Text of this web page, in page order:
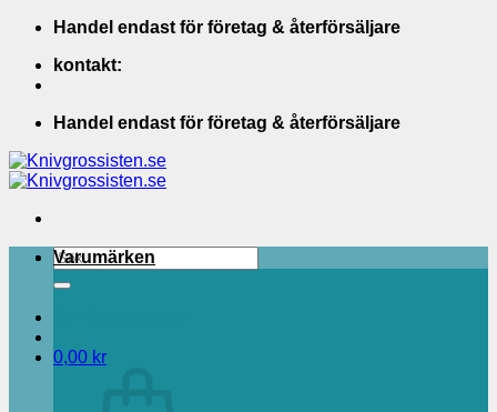
Skip
content
Handel endast för företag & återförsäljare
kontakt:
Handel endast för företag & återförsäljare
Sök
efter:
0,00 kr
Varumärken